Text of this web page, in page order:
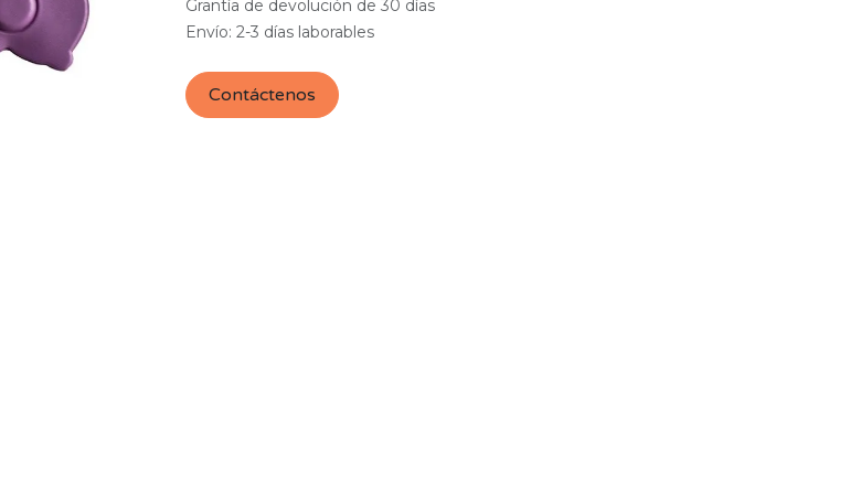
Grantía de devolución de 30 días
Envío: 2-3 días laborables
Contáctenos